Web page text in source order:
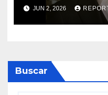
JUN 2, 2026
Buscar